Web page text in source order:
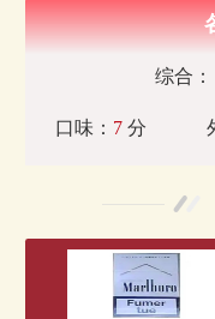
综合：
口味： 7分